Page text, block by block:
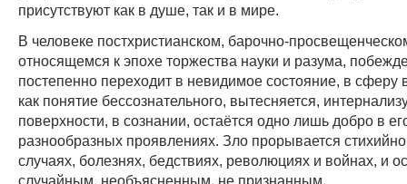
присутствуют как в душе, так и в мире.
В человеке постхристианском, барочно-
относящемся к эпохе торжества науки и разума,
постепенно переходит в невидимое состояние, в сферу
как понятие бессознательного, вытесняется,
поверхности, в сознании, остаётся одно лишь добро в
разнообразных проявлениях. Зло прорывается
случаях, болезнях, бедствиях, революциях и войнах, и
случайным, необъясненным, не признанным.